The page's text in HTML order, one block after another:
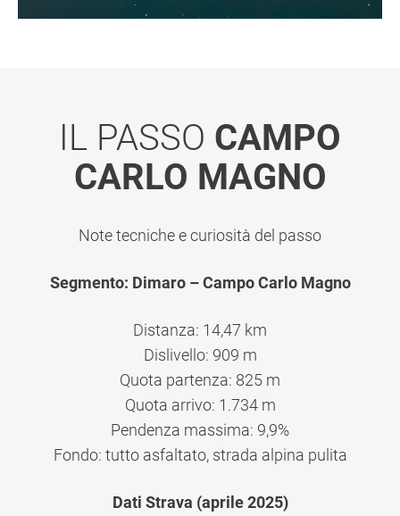
IL PASSO CAMPO
CARLO MAGNO
Note tecniche e curiosità del passo
Segmento: Dimaro – Campo Carlo Magno
Distanza: 14,47 km
Dislivello: 909 m
Quota partenza: 825 m
Quota arrivo: 1.734 m
Pendenza massima: 9,9%
Fondo: tutto asfaltato, strada alpina pulita
Dati Strava (aprile 2025)